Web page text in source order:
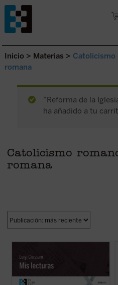
Saltar al contenido.
Inicio > Materias > Catolicismo
romana
“Reforma de la
ha añadido a tu
Catolicismo
romana
que Luigi Giussani llevó a cabo de sus
autores más queridos. Un libro en el que se
muestra, más allá del ejercicio de crítica
literaria, cómo un espíritu auténticamente
cristiano lee, en la ...